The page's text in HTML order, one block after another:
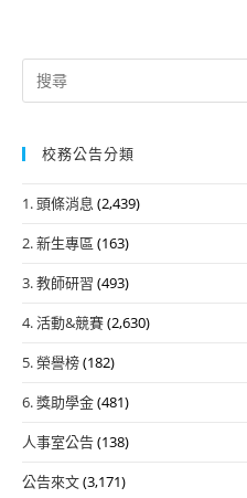
Search
for:
校務公告分類
1. 頭條消息 (2,439)
2. 新生專區 (163)
3. 教師研習 (493)
4. 活動&競賽(2,630)
5. 榮譽榜(182)
6. 獎助學金(481)
人事室公告(138)
公告來文(3,171)